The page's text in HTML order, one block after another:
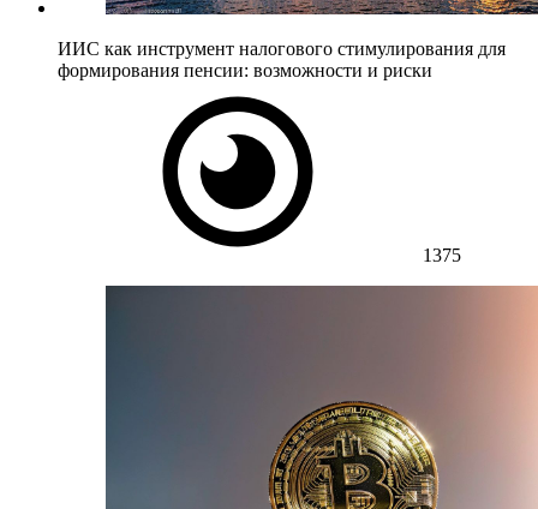
ИИС как инструмент налогового стимулирования для
формирования пенсии: возможности и риски
1375